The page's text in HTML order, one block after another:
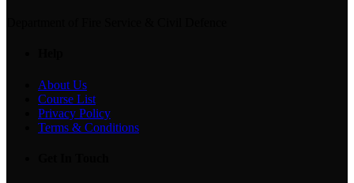
About Us
Course List
Privacy Policy
Terms & Conditions